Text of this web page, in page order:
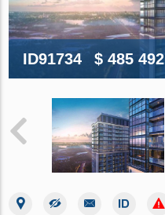
ID91734 $ 485 492